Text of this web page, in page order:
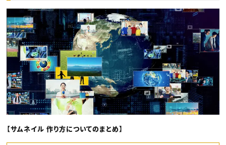
【サムネイル 作り方についてのまとめ】